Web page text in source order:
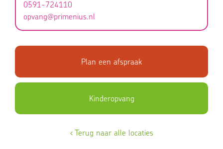
We maken gebruik van een VVE-programma, waarbij
ontwikkeling van peuters en kleuters te stimuleren.
Naast taalontwikkeling besteden we aandacht aan
rekenvaardigheid, motoriek, sociale vaardigheden en
normen en waarden. We willen de kinderen graag een
solide basis bieden voor een succesvolle toekomst.
0591-724110
opvang@primenius.nl
Plan een afspraak
Kinderopvang
‹ Terug naar alle locaties